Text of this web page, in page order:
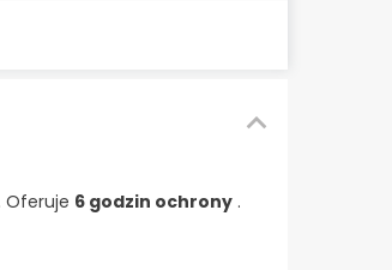
Oferuje 6 godzin ochrony .